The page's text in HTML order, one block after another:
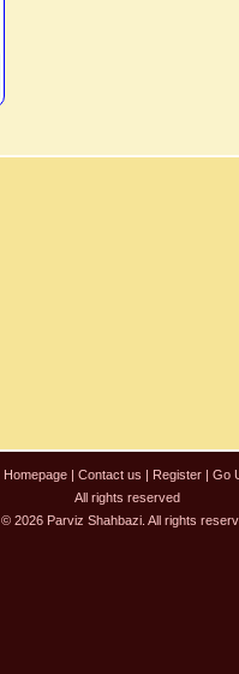
Homepage | Contact us | Register | Go
All rights reserved
© 2026 Parviz Shahbazi. All rights